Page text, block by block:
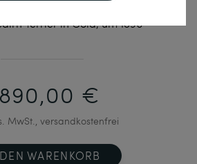
Terrier in Gold, um 1890
€
MwSt., versandkostenfrei
WARENKORB